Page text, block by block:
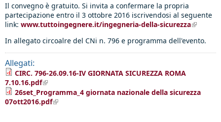
Il convegno è gratuito. Si invita a confermare la propria
partecipazione entro il 3 ottobre 2016 iscrivendosi al seguente
link: www.tuttoingegnere.it/ingegneria-della-sicurezza(link is
In allegato circoalre del CNi n. 796 e programma dell'evento.
Allegati:
CIRC. 796-26.09.16-IV GIORNATA SICUREZZA ROMA
7.10.16.pdf(link is external)
26set_Programma_4 giornata nazionale della sicurezza
07ott2016.pdf(link is external)